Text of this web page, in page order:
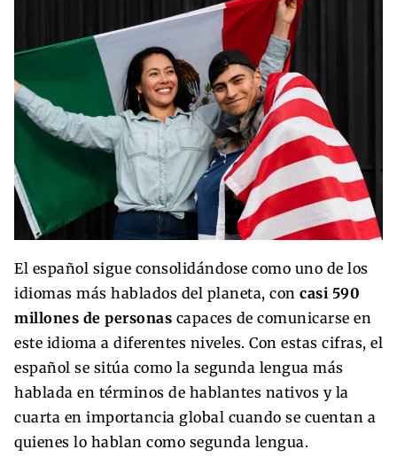
El español sigue consolidándose como uno de los
idiomas más hablados del planeta, con casi 590
millones de personas capaces de comunicarse en
este idioma a diferentes niveles. Con estas cifras, el
español se sitúa como la segunda lengua más
hablada en términos de hablantes nativos y la
cuarta en importancia global cuando se cuentan a
quienes lo hablan como segunda lengua.